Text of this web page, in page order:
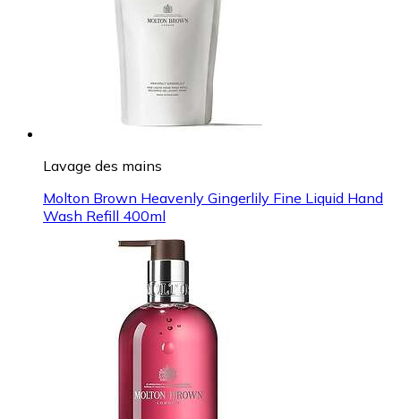
Lavage des mains
Molton Brown Heavenly Gingerlily Fine Liquid Hand
Wash Refill 400ml